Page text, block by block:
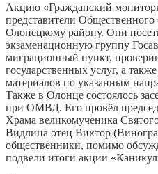
Акцию «Гражданский
представители
Олонецкому району. Они
экзаменационную группу
миграционный пункт,
государственных услуг, а
материалов по указанным
Также в Олонце состоялось
при ОМВД. Его провёл
Храма великомученика
Видлица отец Виктор
общественники, помимо
подвели итоги акции